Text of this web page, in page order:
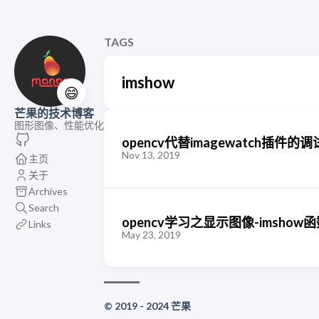
😄
芒果的技术博客
图形图像、性能优化
主页
关于
Archives
Search
Links
TAGS
imshow
opencv代替imagewatch插件的调
Nov 13, 2019
opencv学习之显示图像-imshow函
May 23, 2019
© 2019 - 2024 芒果